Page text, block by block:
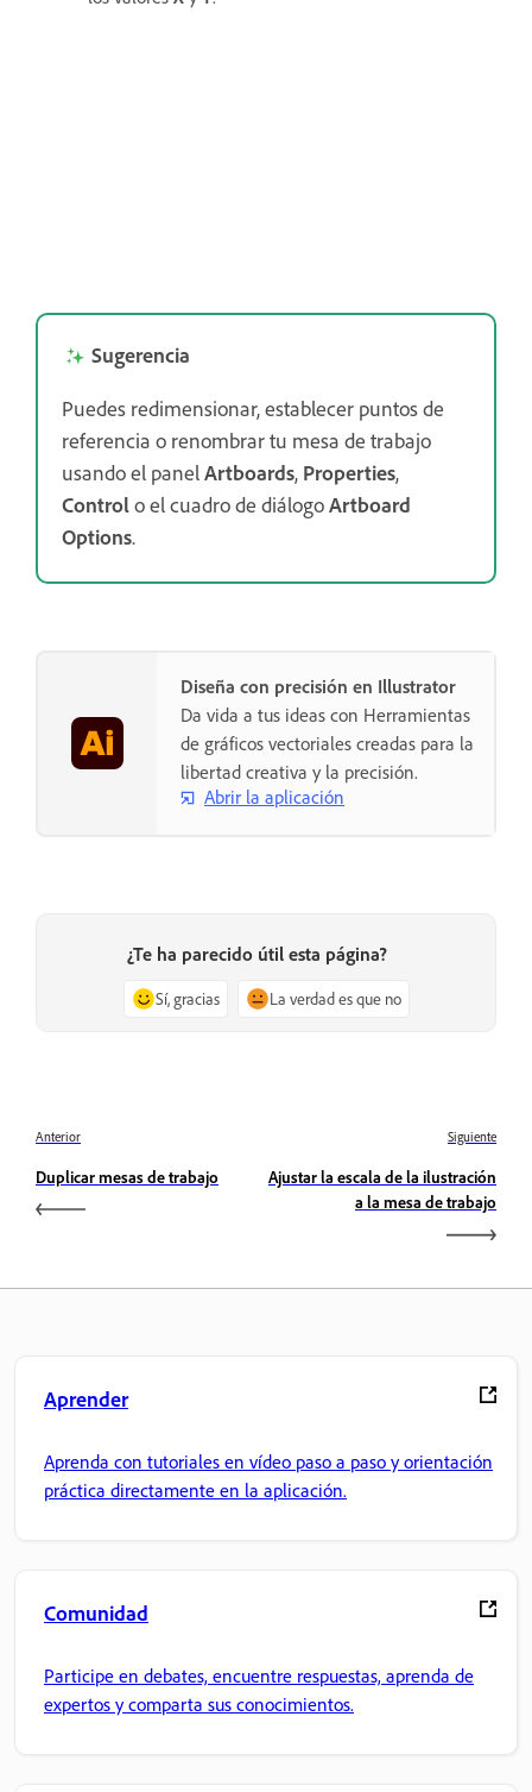
Sugerencia
Puedes redimensionar, establecer puntos de
referencia o renombrar tu mesa de trabajo
usando el panelArtboards, Properties,
Controlo el cuadro de diálogoArtboard
Options.
Diseña con precisión en Illustrator
Da vida a tus ideas con Herramientas
de gráficos vectoriales creadas para la
libertad creativa y la precisión.
Abrir la aplicación
¿Te ha parecido útil esta página?
Sí, gracias La verdad es que no
Anterior
Duplicar mesas de trabajo
Siguiente
Ajustar la escala de la ilustración
a la mesa de trabajo
Aprender
Aprenda con tutoriales en vídeo paso a paso y orientación
práctica directamente en la aplicación.
Comunidad
Participe en debates, encuentre respuestas, aprenda de
expertos y comparta sus conocimientos.